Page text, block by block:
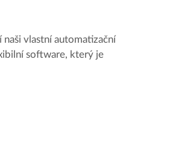
vlastní automatizační
software, který je